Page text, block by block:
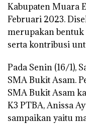
Kabupaten Muara
Februari 2023.
merupakan bentuk
serta kontribusi
Pada Senin (16/1),
SMA Bukit Asam.
SMA Bukit Asam
K3 PTBA, Anissa
sampaikan yaitu